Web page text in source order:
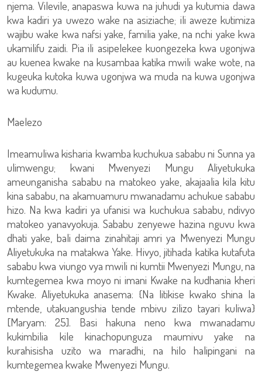
njema. Vilevile, anapaswa kuwa na juhudi ya kutumia dawa
kwa kadiri ya uwezo wake na asiziache; ili aweze kutimiza
wajibu wake kwa nafsi yake, familia yake, na nchi yake kwa
ukamilifu zaidi. Pia ili asipelekee kuongezeka kwa ugonjwa
au kuenea kwake na kusambaa katika mwili wake wote, na
kugeuka kutoka kuwa ugonjwa wa muda na kuwa ugonjwa
wa kudumu.
Maelezo
Imeamuliwa kisharia kwamba kuchukua sababu ni Sunna ya
ulimwengu; kwani Mwenyezi Mungu Aliyetukuka
ameunganisha sababu na matokeo yake, akajaalia kila kitu
kina sababu, na akamuamuru mwanadamu achukue sababu
hizo. Na kwa kadiri ya ufanisi wa kuchukua sababu, ndivyo
matokeo yanavyokuja. Sababu zenyewe hazina nguvu kwa
dhati yake, bali daima zinahitaji amri ya Mwenyezi Mungu
Aliyetukuka na matakwa Yake. Hivyo, jitihada katika kutafuta
sababu kwa viungo vya mwili ni kumtii Mwenyezi Mungu, na
kumtegemea kwa moyo ni imani Kwake na kudhania kheri
Kwake. Aliyetukuka anasema: {Na litikise kwako shina la
mtende, utakuangushia tende mbivu zilizo tayari kuliwa}
[Maryam: 25]. Basi hakuna neno kwa mwanadamu
kukimbilia kile kinachopunguza maumivu yake na
kurahisisha uzito wa maradhi, na hilo halipingani na
kumtegemea kwake Mwenyezi Mungu.